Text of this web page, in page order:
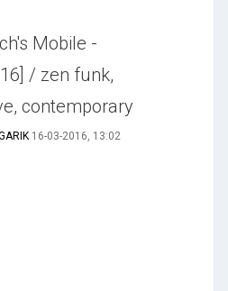
Mobile -
/ zen funk,
contemporary
16-03-2016, 13:02